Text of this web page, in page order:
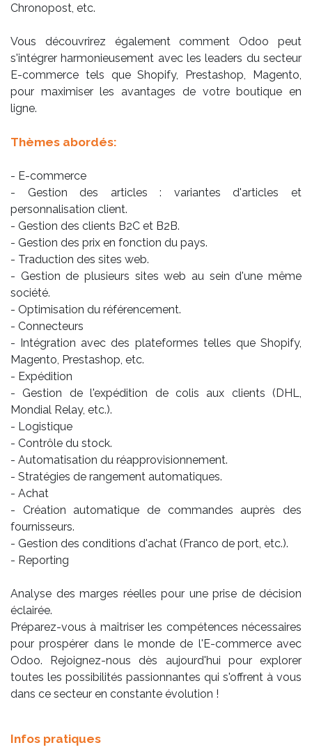
Chronopost, etc.
Vous découvrirez également comment Odoo peut
s'intégrer harmonieusement avec les leaders du secteur
E-commerce tels que Shopify, Prestashop, Magento,
pour maximiser les avantages de votre boutique en
ligne.
Thèmes abordés:
- E-commerce
- Gestion des articles : variantes d'articles et
personnalisation client.
- Gestion des clients B2C et B2B.
- Gestion des prix en fonction du pays.
- Traduction des sites web.
- Gestion de plusieurs sites web au sein d'une même
société.
- Optimisation du référencement.
- Connecteurs
- Intégration avec des plateformes telles que Shopify,
Magento, Prestashop, etc.
- Expédition
- Gestion de l'expédition de colis aux clients (DHL,
Mondial Relay, etc.).
- Logistique
- Contrôle du stock.
- Automatisation du réapprovisionnement.
- Stratégies de rangement automatiques.
- Achat
- Création automatique de commandes auprès des
fournisseurs.
- Gestion des conditions d'achat (Franco de port, etc.).
- Reporting
Analyse des marges réelles pour une prise de décision
éclairée.
Préparez-vous à maîtriser les compétences nécessaires
pour prospérer dans le monde de l'E-commerce avec
Odoo. Rejoignez-nous dès aujourd'hui pour explorer
toutes les possibilités passionnantes qui s'offrent à vous
dans ce secteur en constante évolution !
Infos pratiques